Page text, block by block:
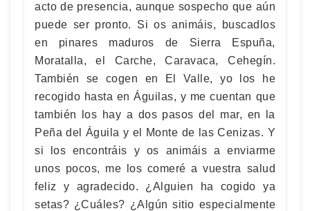
acto de presencia, aunque sospecho que aún
puede ser pronto. Si os animáis, buscadlos
en pinares maduros de Sierra Espuña,
Moratalla, el Carche, Caravaca, Cehegín.
También se cogen en El Valle, yo los he
recogido hasta en Águilas, y me cuentan que
también los hay a dos pasos del mar, en la
Peña del Águila y el Monte de las Cenizas. Y
si los encontráis y os animáis a enviarme
unos pocos, me los comeré a vuestra salud
feliz y agradecido. ¿Alguien ha cogido ya
setas? ¿Cuáles? ¿Algún sitio especialmente